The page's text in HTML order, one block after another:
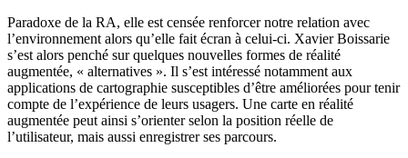
Paradoxe de la RA, elle est censée renforcer notre relation avec
l’environnement alors qu’elle fait écran à celui-ci. Xavier Boissarie
s’est alors penché sur quelques nouvelles formes de réalité
augmentée, « alternatives ». Il s’est intéressé notamment aux
applications de cartographie susceptibles d’être améliorées pour tenir
compte de l’expérience de leurs usagers. Une carte en réalité
augmentée peut ainsi s’orienter selon la position réelle de
l’utilisateur, mais aussi enregistrer ses parcours.